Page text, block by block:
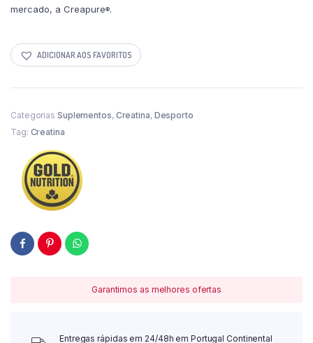
mercado, a Creapure®.
ADICIONAR AOS FAVORITOS
Categorias Suplementos, Creatina, Desporto
Tag: Creatina
Garantimos as melhores ofertas
Entregas rápidas em 24/48h em Portugal Continental